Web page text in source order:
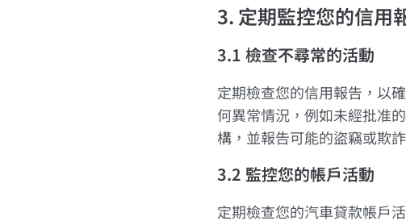
3. 定期監控您的信用
3.1 檢查不尋常的活動
定期檢查您的信用報告，以
何異常情況，例如未經批准
構，並報告可能的盜竊或欺
3.2 監控您的帳戶活動
定期檢查您的汽車貸款帳戶